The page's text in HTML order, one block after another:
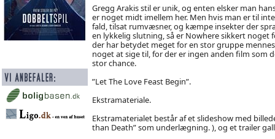
Gregg Arakis stil er unik, og enten elsker man
er noget midt imellem her. Men hvis man er til
fald, tilsat rumvæsner, og kæmpe insekter der
en lykkelig slutning, så er Nowhere sikkert noget
der har betydet meget for en stor gruppe
noget at sige til, for der er ingen anden film som
stor chance.
”Let The Love Feast Begin”.
Ekstramateriale.
Ekstramaterialet består af et slideshow med
than Death” som underlægning. ), og et trailer